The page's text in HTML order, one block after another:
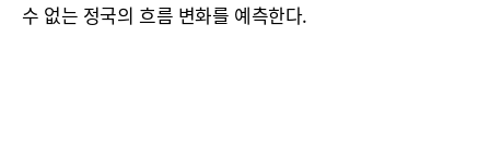
수 없는 정국의 흐름 변화를 예측한다.